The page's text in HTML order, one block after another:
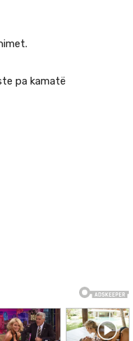
pa kamatë